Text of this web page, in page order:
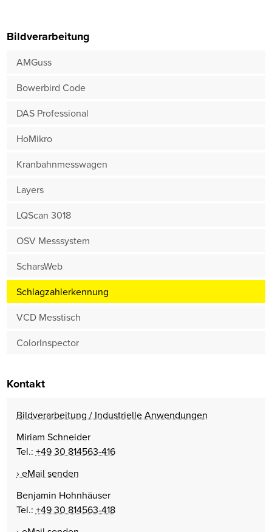
Bildverarbeitung
AMGuss
Bowerbird Code
DAS Professional
HoMikro
Kranbahnmesswagen
Layers
LQScan 3018
OSV Messsystem
ScharsWeb
Schlagzahlerkennung
VCD Messtisch
ColorInspector
Kontakt
Bildverarbeitung / Industrielle Anwendungen
Miriam Schneider
Tel.: +49 30 814563-416
eMail senden
Benjamin Hohnhäuser
Tel.: +49 30 814563-418